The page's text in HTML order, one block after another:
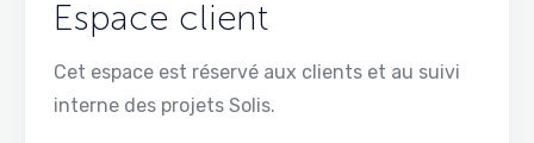
Espace client
Cet espace est réservé aux clients et au suivi
interne des projets Solis.